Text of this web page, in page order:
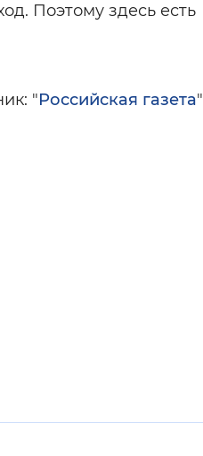
Поэтому здесь есть
"Российская газета"